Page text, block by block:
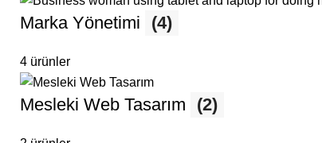
Marka Yönetimi (4)
4 ürünler
Mesleki Web Tasarım (2)